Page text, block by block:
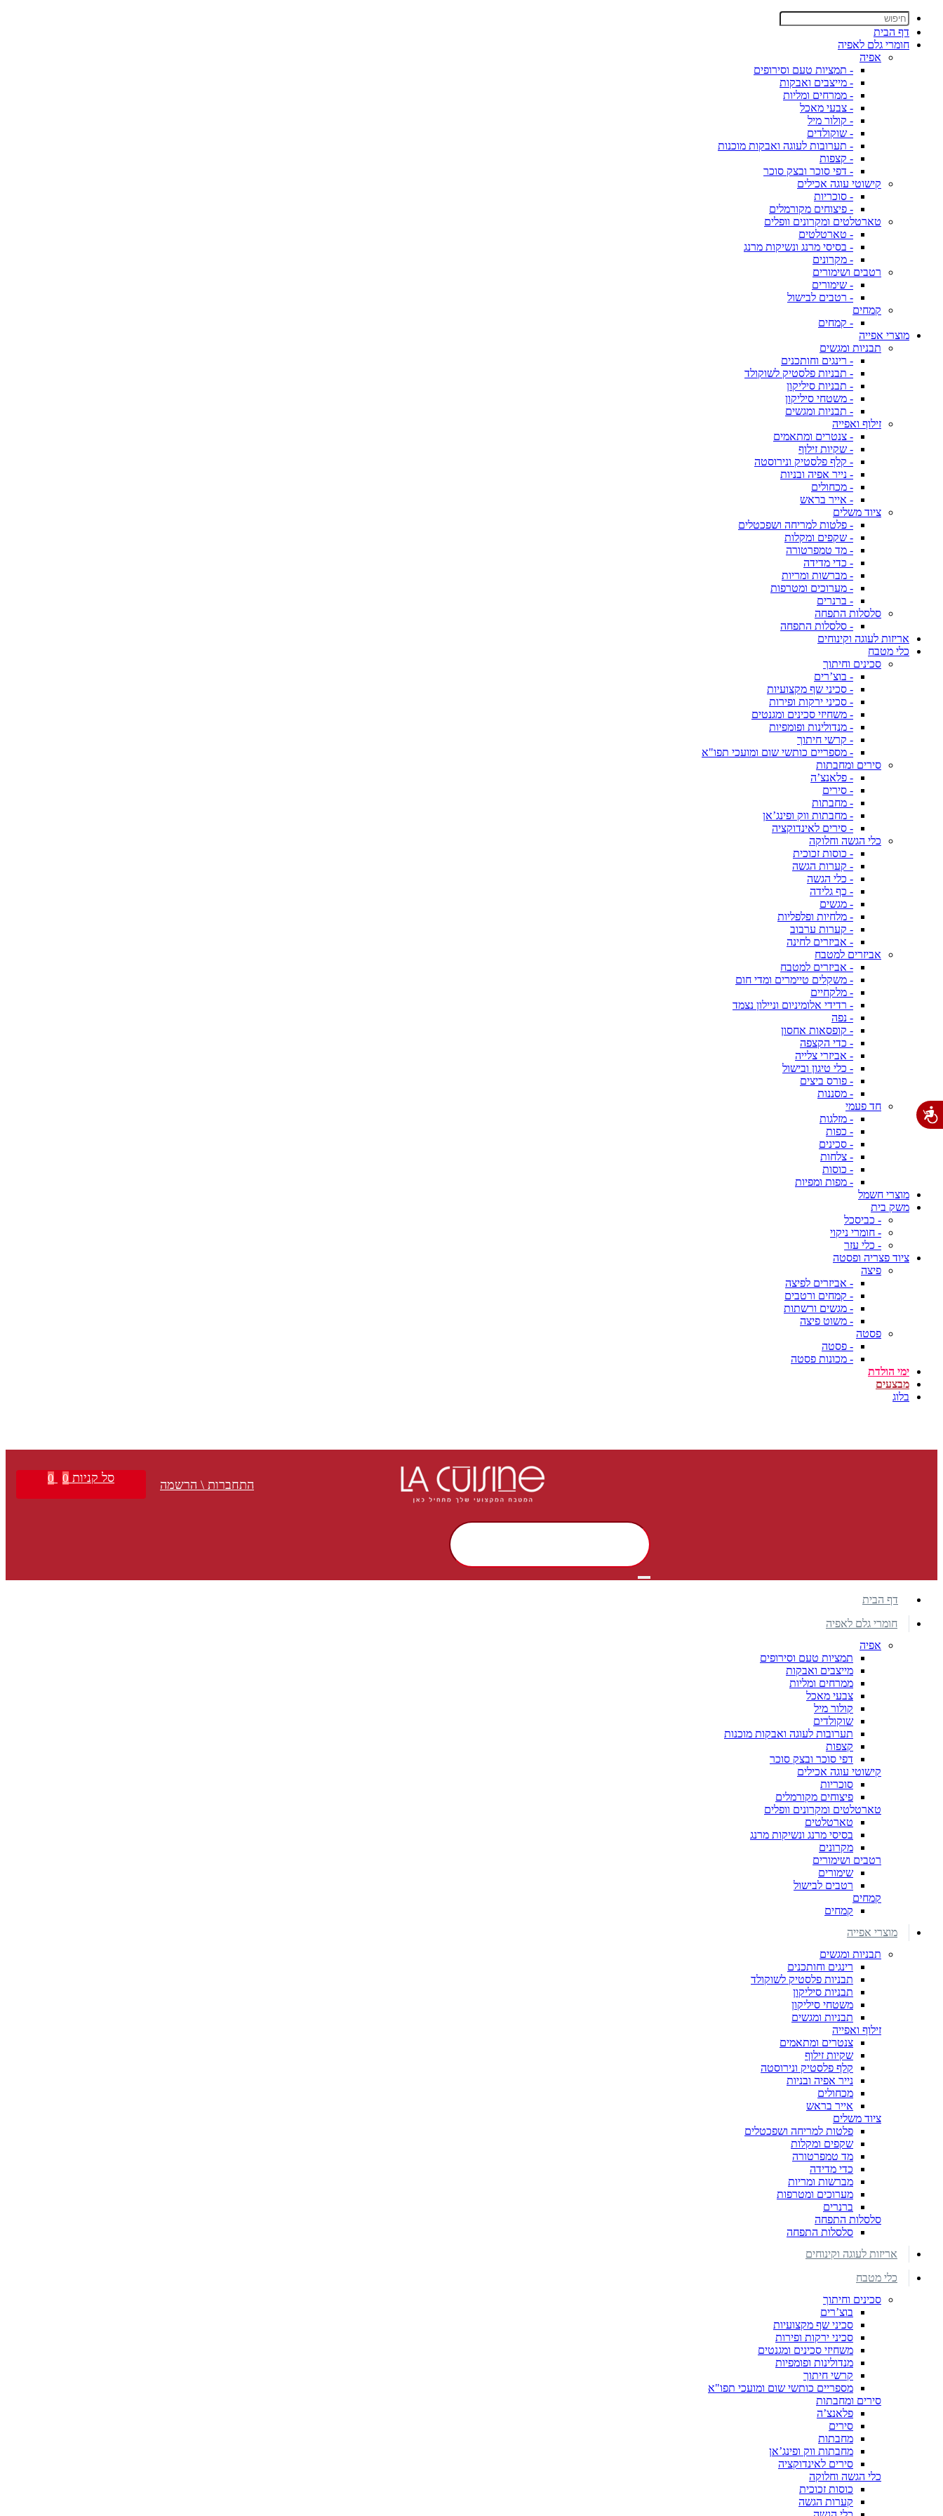
דף הבית
חומרי גלם לאפיה
אפיה
- תמציות טעם וסירופים
- מייצבים ואבקות
- ממרחים ומליות
- צבעי מאכל
- קולור מיל
- שוקולדים
- תערובות לעוגה ואבקות מוכנות
- קצפות
- דפי סוכר ובצק סוכר
קישוטי עוגה אכילים
- סוכריות
- פיצוחים מקורמלים
טארטלטים ומקרונים וופלים
- טארטלטים
- בסיסי מרנג ונשיקות מרנג
- מקרונים
רטבים ושימורים
- שימורים
- רטבים לבישול
קמחים
- קמחים
מוצרי אפייה
תבניות ומגשים
- רינגים וחותכנים
- תבניות פלסטיק לשוקולד
- תבניות סיליקון
- משטחי סיליקון
- תבניות ומגשים
זילוף ואפייה
- צנטרים ומתאמים
- שקיות זילוף
- קלף פלסטיק ונירוסטה
- נייר אפיה ובניות
- מכחולים
- אייר בראש
ציוד משלים
- פלטות למריחה ושפכטלים
- שקפים ומקלות
- מד טמפרטורה
- כדי מדידה
- מברשות ומריות
- מערוכים ומטרפות
- ברנרים
סלסלות התפחה
- סלסלות התפחה
אריזות לעוגה וקינוחים
כלי מטבח
סכינים וחיתוך
- בוצ’רים
- סכיני שף מקצועיות
- סכיני ירקות ופירות
- משחיזי סכינים ומגנטים
- מנדולינות ופומפיות
- קרשי חיתוך
- מספריים כותשי שום ומועכי תפו"א
סירים ומחבתות
- פלאנצ’ה
- סירים
- מחבתות
- מחבתות ווק ופינג’אן
- סירים לאינדוקציה
כלי הגשה וחלוקה
- כוסות זכוכית
- קערות הגשה
- כלי הגשה
- כף גלידה
- מגשים
- מלחיות ופלפליות
- קערות ערבוב
- אביזרים לחינה
אביזרים למטבח
- אביזרים למטבח
- משקלים טיימרים ומדי חום
- מלקחיים
- רדידי אלומיניום וניילון נצמד
- נפה
- קופסאות אחסון
- כדי הקצפה
- אביזרי צלייה
- כלי טיגון ובישול
- פורס ביצים
- מסננות
חד פעמי
- מזלגות
- כפות
- סכינים
- צלחות
- כוסות
- מפות ומפיות
מוצרי חשמל
משק בית
- כביסכל
- חומרי ניקוי
- כלי עזר
ציוד פצריה ופסטה
פיצה
- אביזרים לפיצה
- קמחים ורטבים
- מגשים ורשתות
- משוט פיצה
פסטה
- פסטה
- מכונות פסטה
ימי הולדת
מבצעים
בלוג
התחברות \ הרשמה סל קניות 0
0
דף הבית
חומרי גלם לאפיה
אפיה
תמציות טעם וסירופים
מייצבים ואבקות
ממרחים ומליות
צבעי מאכל
קולור מיל
שוקולדים
תערובות לעוגה ואבקות מוכנות
קצפות
דפי סוכר ובצק סוכר
קישוטי עוגה אכילים
סוכריות
פיצוחים מקורמלים
טארטלטים ומקרונים וופלים
טארטלטים
בסיסי מרנג ונשיקות מרנג
מקרונים
רטבים ושימורים
שימורים
רטבים לבישול
קמחים
קמחים
מוצרי אפייה
תבניות ומגשים
רינגים וחותכנים
תבניות פלסטיק לשוקולד
תבניות סיליקון
משטחי סיליקון
תבניות ומגשים
זילוף ואפייה
צנטרים ומתאמים
שקיות זילוף
קלף פלסטיק ונירוסטה
נייר אפיה ובניות
מכחולים
אייר בראש
ציוד משלים
פלטות למריחה ושפכטלים
שקפים ומקלות
מד טמפרטורה
כדי מדידה
מברשות ומריות
מערוכים ומטרפות
ברנרים
סלסלות התפחה
סלסלות התפחה
אריזות לעוגה וקינוחים
כלי מטבח
סכינים וחיתוך
בוצ’רים
סכיני שף מקצועיות
סכיני ירקות ופירות
משחיזי סכינים ומגנטים
מנדולינות ופומפיות
קרשי חיתוך
מספריים כותשי שום ומועכי תפו"א
סירים ומחבתות
פלאנצ’ה
סירים
מחבתות
מחבתות ווק ופינג’אן
סירים לאינדוקציה
כלי הגשה וחלוקה
כוסות זכוכית
קערות הגשה